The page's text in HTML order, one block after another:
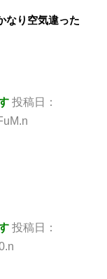
なり空気違った
投稿日：
投稿日：